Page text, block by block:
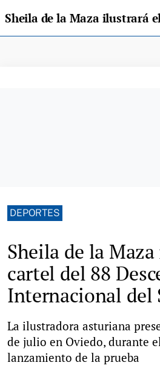
DEPORTES
Sheila de la
cartel del 88
Internacional del
La ilustradora asturiana
de julio en Oviedo, durante
lanzamiento de la prueba